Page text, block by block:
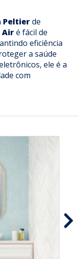
Peltierde
Airé fácil de
eficiência
a saúde
ele é a
com